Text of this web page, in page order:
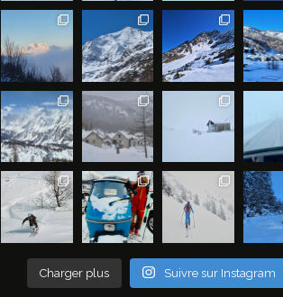
Charger plus Suivre sur Instagram